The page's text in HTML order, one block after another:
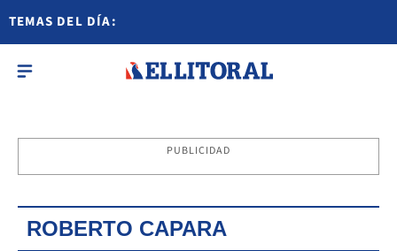
TEMAS DEL DÍA:
PUBLICIDAD
ROBERTO CAPARA